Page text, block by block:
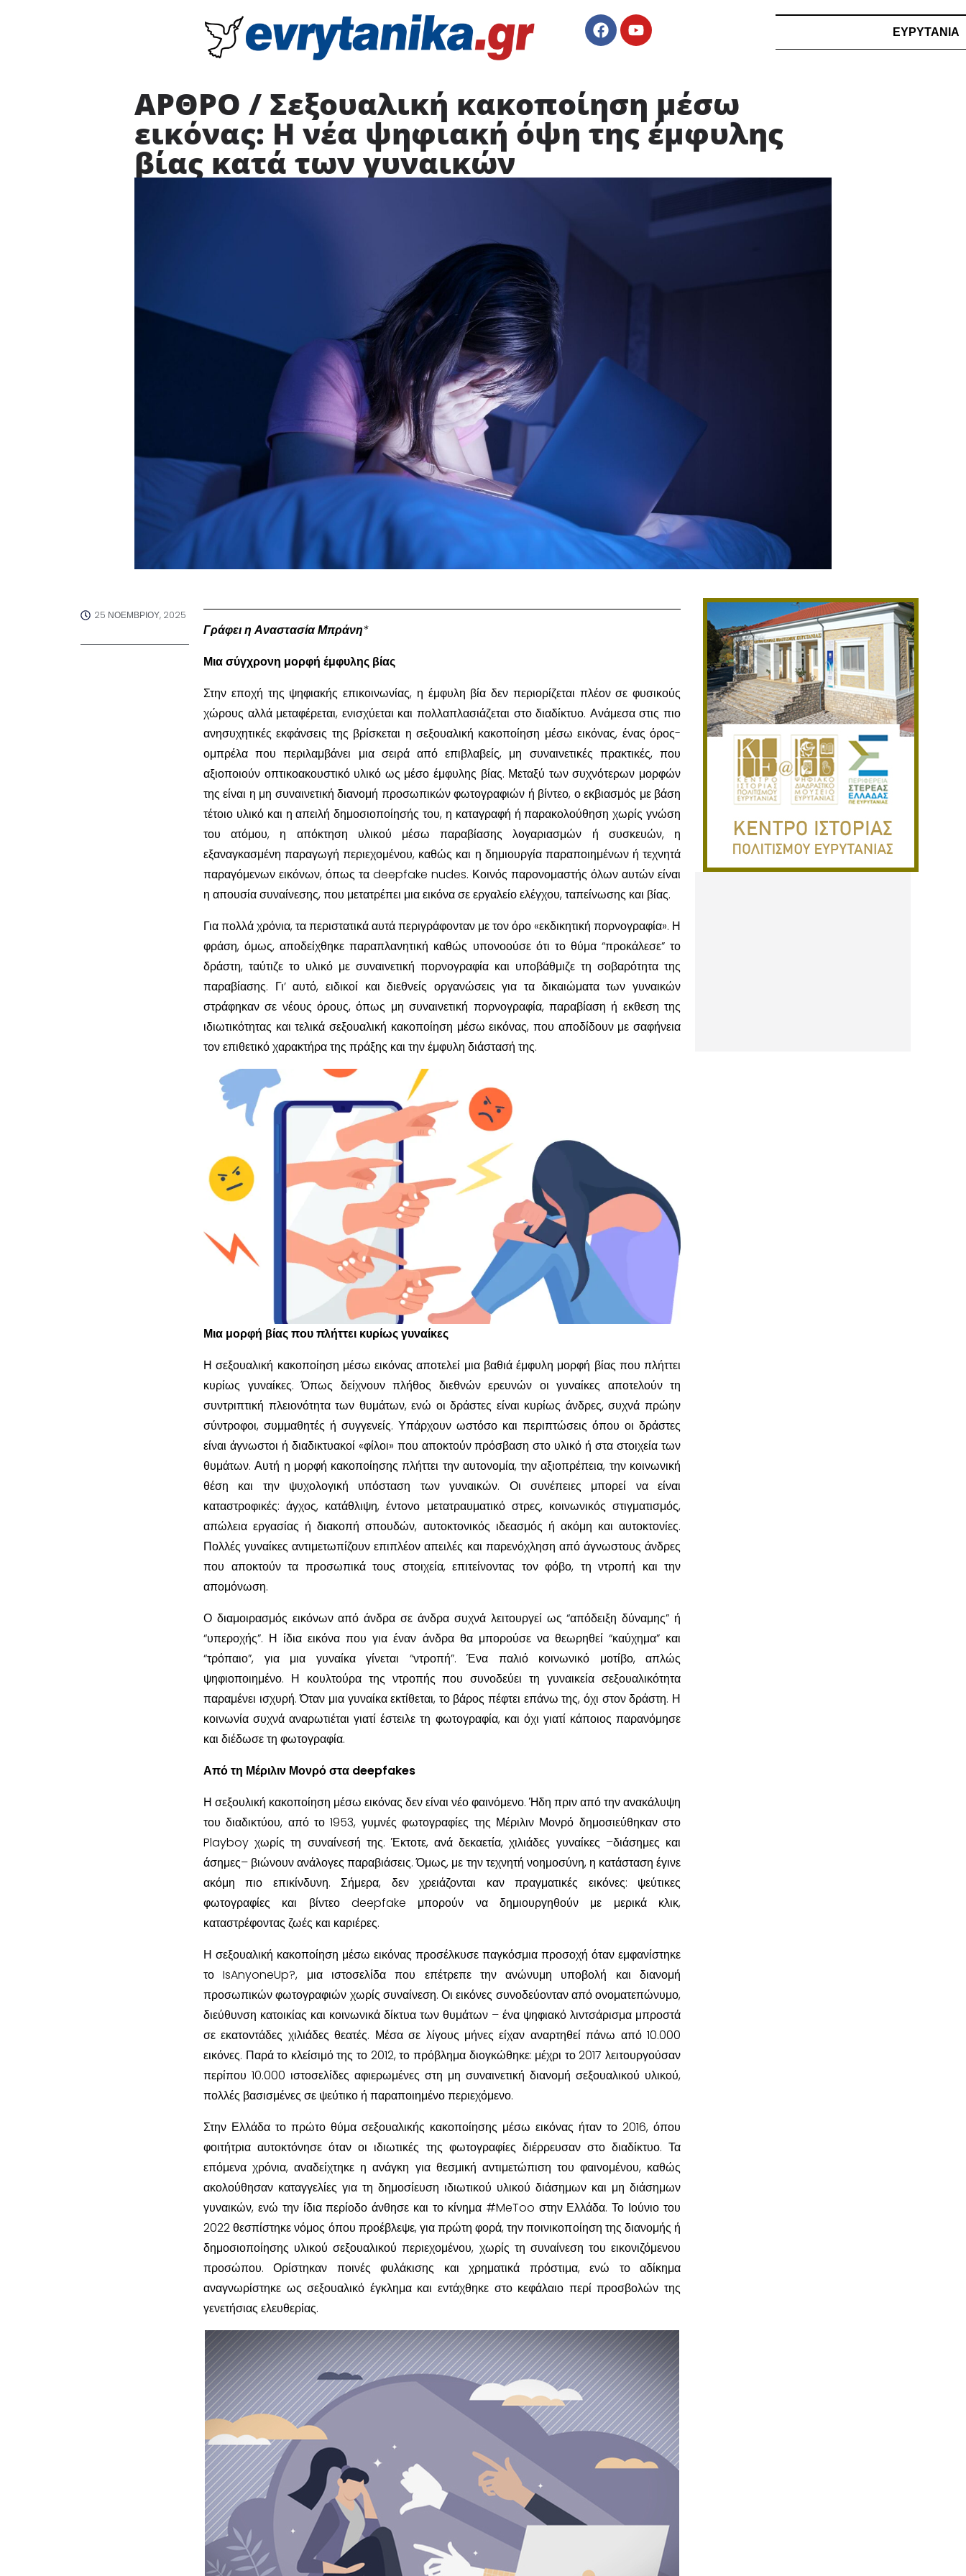
ΕΥΡΥΤΑΝΙΑ
ΑΡΘΡΟ / Σεξουαλική κακοποίηση μέσω
εικόνας: Η νέα ψηφιακή όψη της έμφυλης
βίας κατά των γυναικών
25 ΝΟΕΜΒΡΊΟΥ, 2025
Γράφει η Αναστασία Μπράνη*
Μια σύγχρονη μορφή έμφυλης βίας
Στην εποχή της ψηφιακής επικοινωνίας, η έμφυλη βία δεν περιορίζεται πλέον σε φυσικούς
χώρους αλλά μεταφέρεται, ενισχύεται και πολλαπλασιάζεται στο διαδίκτυο. Ανάμεσα στις πιο
ανησυχητικές εκφάνσεις της βρίσκεται η σεξουαλική κακοποίηση μέσω εικόνας, ένας όρος-
ομπρέλα που περιλαμβάνει μια σειρά από επιβλαβείς, μη συναινετικές πρακτικές, που
αξιοποιούν οπτικοακουστικό υλικό ως μέσο έμφυλης βίας. Μεταξύ των συχνότερων μορφών
της είναι η μη συναινετική διανομή προσωπικών φωτογραφιών ή βίντεο, ο εκβιασμός με βάση
τέτοιο υλικό και η απειλή δημοσιοποίησής του, η καταγραφή ή παρακολούθηση χωρίς γνώση
του ατόμου, η απόκτηση υλικού μέσω παραβίασης λογαριασμών ή συσκευών, η
εξαναγκασμένη παραγωγή περιεχομένου, καθώς και η δημιουργία παραποιημένων ή τεχνητά
παραγόμενων εικόνων, όπως τα deepfake nudes. Κοινός παρονομαστής όλων αυτών είναι
η απουσία συναίνεσης, που μετατρέπει μια εικόνα σε εργαλείο ελέγχου, ταπείνωσης και βίας.
Για πολλά χρόνια, τα περιστατικά αυτά περιγράφονταν με τον όρο «εκδικητική πορνογραφία». Η
φράση, όμως, αποδείχθηκε παραπλανητική καθώς υπονοούσε ότι το θύμα “προκάλεσε” το
δράστη, ταύτιζε το υλικό με συναινετική πορνογραφία και υποβάθμιζε τη σοβαρότητα της
παραβίασης. Γι’ αυτό, ειδικοί και διεθνείς οργανώσεις για τα δικαιώματα των γυναικών
στράφηκαν σε νέους όρους, όπως μη συναινετική πορνογραφία, παραβίαση ή εκθεση της
ιδιωτικότητας και τελικά σεξουαλική κακοποίηση μέσω εικόνας, που αποδίδουν με σαφήνεια
τον επιθετικό χαρακτήρα της πράξης και την έμφυλη διάστασή της.
Μια μορφή βίας που πλήττει κυρίως γυναίκες
Η σεξουαλική κακοποίηση μέσω εικόνας αποτελεί μια βαθιά έμφυλη μορφή βίας που πλήττει
κυρίως γυναίκες. Όπως δείχνουν πλήθος διεθνών ερευνών οι γυναίκες αποτελούν τη
συντριπτική πλειονότητα των θυμάτων, ενώ οι δράστες είναι κυρίως άνδρες, συχνά πρώην
σύντροφοι, συμμαθητές ή συγγενείς. Υπάρχουν ωστόσο και περιπτώσεις όπου οι δράστες
είναι άγνωστοι ή διαδικτυακοί «φίλοι» που αποκτούν πρόσβαση στο υλικό ή στα στοιχεία των
θυμάτων. Αυτή η μορφή κακοποίησης πλήττει την αυτονομία, την αξιοπρέπεια, την κοινωνική
θέση και την ψυχολογική υπόσταση των γυναικών. Οι συνέπειες μπορεί να είναι
καταστροφικές: άγχος, κατάθλιψη, έντονο μετατραυματικό στρες, κοινωνικός στιγματισμός,
απώλεια εργασίας ή διακοπή σπουδών, αυτοκτονικός ιδεασμός ή ακόμη και αυτοκτονίες.
Πολλές γυναίκες αντιμετωπίζουν επιπλέον απειλές και παρενόχληση από άγνωστους άνδρες
που αποκτούν τα προσωπικά τους στοιχεία, επιτείνοντας τον φόβο, τη ντροπή και την
απομόνωση.
Ο διαμοιρασμός εικόνων από άνδρα σε άνδρα συχνά λειτουργεί ως “απόδειξη δύναμης” ή
“υπεροχής”. Η ίδια εικόνα που για έναν άνδρα θα μπορούσε να θεωρηθεί “καύχημα” και
“τρόπαιο”, για μια γυναίκα γίνεται “ντροπή”. Ένα παλιό κοινωνικό μοτίβο, απλώς
ψηφιοποιημένο. Η κουλτούρα της ντροπής που συνοδεύει τη γυναικεία σεξουαλικότητα
παραμένει ισχυρή. Όταν μια γυναίκα εκτίθεται, το βάρος πέφτει επάνω της, όχι στον δράστη. Η
κοινωνία συχνά αναρωτιέται γιατί έστειλε τη φωτογραφία, και όχι γιατί κάποιος παρανόμησε
και διέδωσε τη φωτογραφία.
Από τη Μέριλιν Μονρό στα deepfakes
Η σεξουλική κακοποίηση μέσω εικόνας δεν είναι νέο φαινόμενο. Ήδη πριν από την ανακάλυψη
του διαδικτύου, από το 1953, γυμνές φωτογραφίες της Μέριλιν Μονρό δημοσιεύθηκαν στο
Playboy χωρίς τη συναίνεσή της. Έκτοτε, ανά δεκαετία, χιλιάδες γυναίκες –διάσημες και
άσημες– βιώνουν ανάλογες παραβιάσεις. Όμως, με την τεχνητή νοημοσύνη, η κατάσταση έγινε
ακόμη πιο επικίνδυνη. Σήμερα, δεν χρειάζονται καν πραγματικές εικόνες: ψεύτικες
φωτογραφίες και βίντεο deepfake μπορούν να δημιουργηθούν με μερικά κλικ,
καταστρέφοντας ζωές και καριέρες.
Η σεξουαλική κακοποίηση μέσω εικόνας προσέλκυσε παγκόσμια προσοχή όταν εμφανίστηκε
το IsAnyoneUp?, μια ιστοσελίδα που επέτρεπε την ανώνυμη υποβολή και διανομή
προσωπικών φωτογραφιών χωρίς συναίνεση. Οι εικόνες συνοδεύονταν από ονοματεπώνυμο,
διεύθυνση κατοικίας και κοινωνικά δίκτυα των θυμάτων – ένα ψηφιακό λιντσάρισμα μπροστά
σε εκατοντάδες χιλιάδες θεατές. Μέσα σε λίγους μήνες είχαν αναρτηθεί πάνω από 10.000
εικόνες. Παρά το κλείσιμό της το 2012, το πρόβλημα διογκώθηκε: μέχρι το 2017 λειτουργούσαν
περίπου 10.000 ιστοσελίδες αφιερωμένες στη μη συναινετική διανομή σεξουαλικού υλικού,
πολλές βασισμένες σε ψεύτικο ή παραποιημένο περιεχόμενο.
Στην Ελλάδα το πρώτο θύμα σεξουαλικής κακοποίησης μέσω εικόνας ήταν το 2016, όπου
φοιτήτρια αυτοκτόνησε όταν οι ιδιωτικές της φωτογραφίες διέρρευσαν στο διαδίκτυο. Τα
επόμενα χρόνια, αναδείχτηκε η ανάγκη για θεσμική αντιμετώπιση του φαινομένου, καθώς
ακολούθησαν καταγγελίες για τη δημοσίευση ιδιωτικού υλικού διάσημων και μη διάσημων
γυναικών, ενώ την ίδια περίοδο άνθησε και το κίνημα #MeToo στην Ελλάδα. Το Ιούνιο του
2022 θεσπίστηκε νόμος όπου προέβλεψε, για πρώτη φορά, την ποινικοποίηση της διανομής ή
δημοσιοποίησης υλικού σεξουαλικού περιεχομένου, χωρίς τη συναίνεση του εικονιζόμενου
προσώπου. Ορίστηκαν ποινές φυλάκισης και χρηματικά πρόστιμα, ενώ το αδίκημα
αναγνωρίστηκε ως σεξουαλικό έγκλημα και εντάχθηκε στο κεφάλαιο περί προσβολών της
γενετήσιας ελευθερίας.